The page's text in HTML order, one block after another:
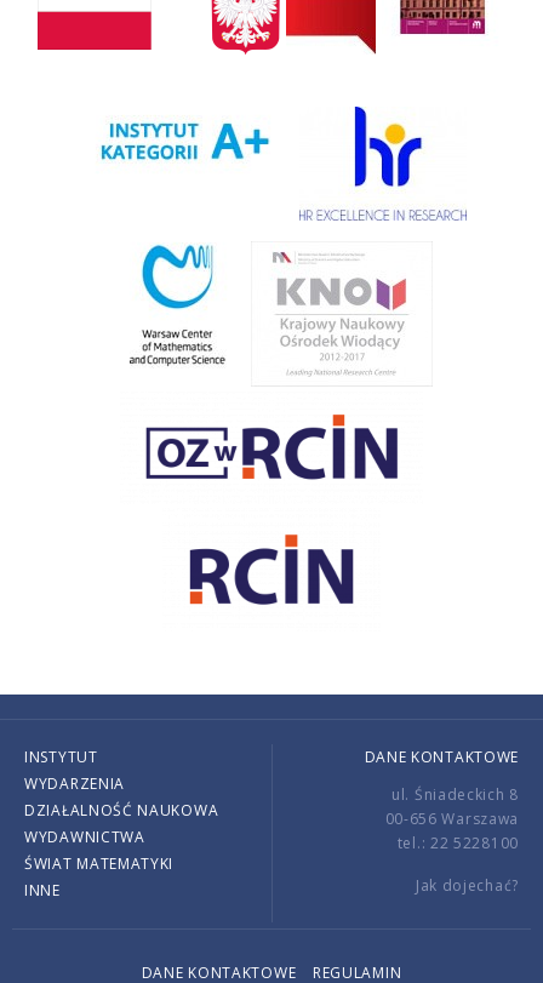
INSTYTUT
WYDARZENIA
DZIAŁALNOŚĆ NAUKOWA
WYDAWNICTWA
ŚWIAT MATEMATYKI
INNE
DANE KONTAKTOWE
ul. Śniadeckich 8
00-656 Warszawa
tel.: 22 5228100
Jak dojechać?
DANE KONTAKTOWE REGULAMIN